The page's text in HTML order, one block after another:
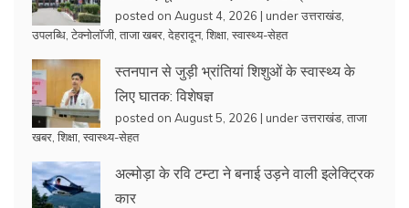
posted on August 4, 2026 | underउत्तराखंड
उपलब्धि टेक्नोलॉजी ताजा खबर देहरादून, शिक्षा स्वास्थ्य-सेहत
स्तनपान से जुड़ी भ्रांतियां शिशुओं के स्वास्थ्य के
लिए घातक: विशेषज्ञ
posted on August 5, 2026 | underउत्तराखंड ताजा
खबर शिक्षा स्वास्थ्य-सेहत
अल्मोड़ा के रवि टम्टा ने बनाई उड़ने वाली इलेक्ट्रिक
कार